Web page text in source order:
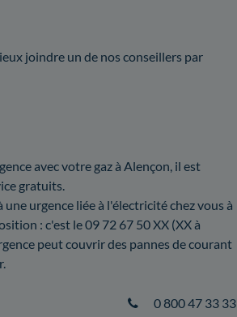
joindre un de nos conseillers par
avec votre gaz à Alençon, il est
gratuits.
urgence liée à l'électricité chez vous à
: c'est le 09 72 67 50 XX (XX à
peut couvrir des pannes de courant
0 800 47 33 33